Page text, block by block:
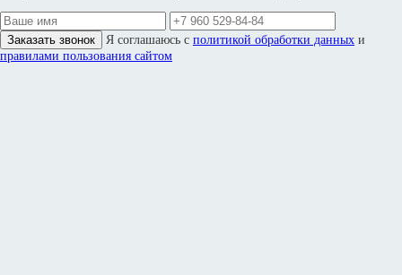
Заказать звонок Я соглашаюсь с политикой обработки данных и
правилами пользования сайтом